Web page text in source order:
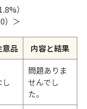
）
）＞
意品 内容と結果
し
問題ありま
せんでし
た。